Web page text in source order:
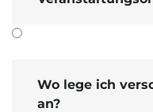
Wo lege ich
an?